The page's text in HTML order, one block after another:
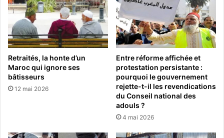
Retraités, la honte d’un
Maroc qui ignore ses
bâtisseurs
12 mai 2026
Entre réforme affichée et
protestation persistante :
pourquoi le gouvernement
rejette-t-il les revendications
du Conseil national des
adouls ?
4 mai 2026